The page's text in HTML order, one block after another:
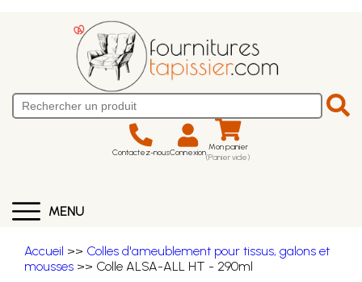
Contactez-nousConnexion Mon panier
(Panier vide)
MENU
Accueil >> Colles d'ameublement pour tissus, galons et
mousses >> Colle ALSA-ALL HT - 290ml